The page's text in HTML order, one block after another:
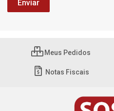
Meus Pedidos
Notas Fiscais